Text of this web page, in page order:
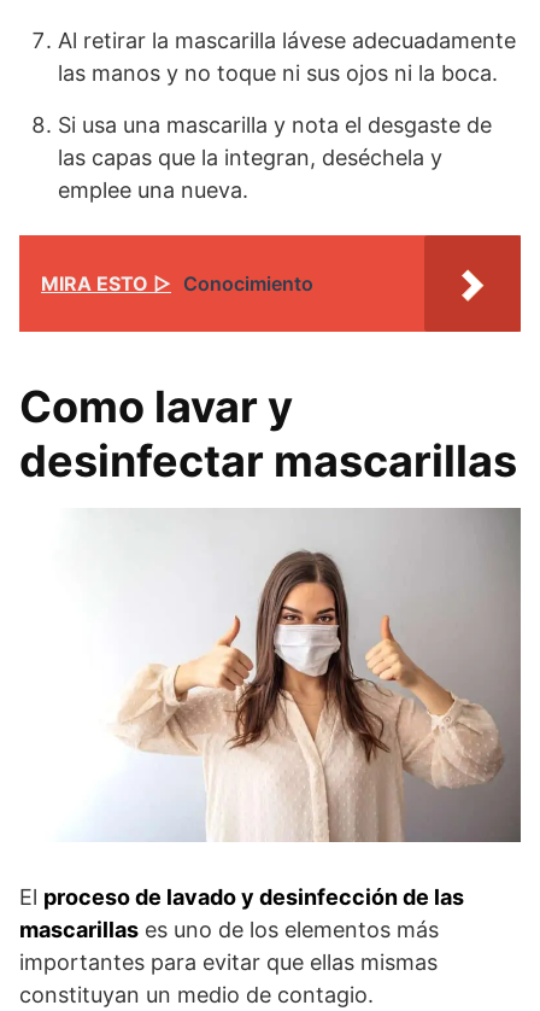
Al retirar la mascarilla lávese adecuadamente
las manos y no toque ni sus ojos ni la boca.
Si usa una mascarilla y nota el desgaste de
las capas que la integran, deséchela y
emplee una nueva.
MIRA ESTO ▷ Conocimiento
Como lavar y
desinfectar mascarillas
El proceso de lavado y desinfección de las
mascarillas es uno de los elementos más
importantes para evitar que ellas mismas
constituyan un medio de contagio.